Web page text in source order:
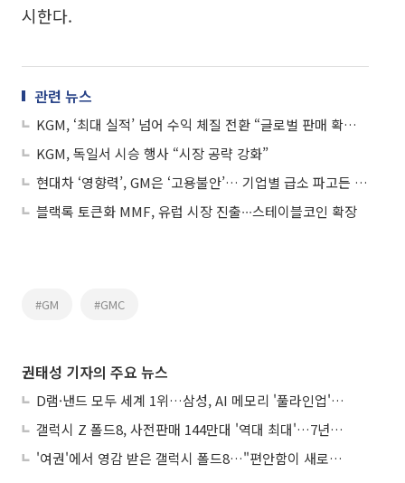
시한다.
관련 뉴스
KGM, ‘최대 실적’ 넘어 수익 체질 전환 “글로벌 판매 확대 안정화 기대”
KGM, 독일서 시승 행사 “시장 공략 강화”
현대차 ‘영향력’, GM은 ‘고용불안’… 기업별 급소 파고든 ‘노란봉투’ 공세
블랙록 토큰화 MMF, 유럽 시장 진출∙∙∙스테이블코인 확장
#GM #GMC
권태성 기자의 주요 뉴스
D램·낸드 모두 세계 1위…삼성, AI 메모리 '풀라인업'으로 승부
갤럭시 Z 폴드8, 사전판매 144만대 '역대 최대'…7년만에 갤노트10 기록 넘어
'여권'에서 영감 받은 갤럭시 폴드8…"편안함이 새로운 디자인 경쟁력"